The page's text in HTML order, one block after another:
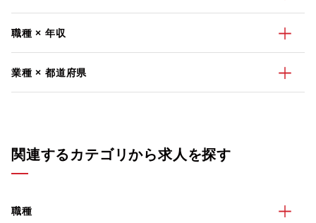
職種 × 年収
業種 × 都道府県
関連するカテゴリから求人を探す
職種